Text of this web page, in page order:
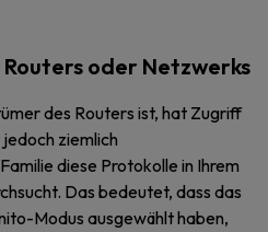
oder Netzwerks
des Routers ist, hat Zugriff
ziemlich
diese Protokolle in Ihrem
Das bedeutet, dass das
Modus ausgewählt haben,